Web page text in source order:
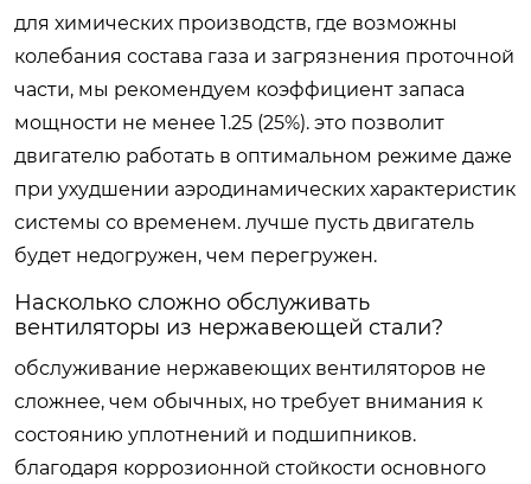
для химических производств, где возможны
колебания состава газа и загрязнения проточной
части, мы рекомендуем коэффициент запаса
мощности не менее 1.25 (25%). это позволит
двигателю работать в оптимальном режиме даже
при ухудшении аэродинамических характеристик
системы со временем. лучше пусть двигатель
будет недогружен, чем перегружен.
Насколько сложно обслуживать
вентиляторы из нержавеющей стали?
обслуживание нержавеющих вентиляторов не
сложнее, чем обычных, но требует внимания к
состоянию уплотнений и подшипников.
благодаря коррозионной стойкости основного